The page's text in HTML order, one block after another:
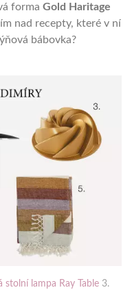
forma Gold Haritage
nad recepty, které v ní
bábovka?
stolní lampa Ray Table 3.